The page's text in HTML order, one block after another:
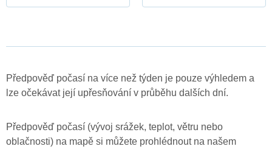
Předpověď počasí na více než týden je pouze výhledem a
lze očekávat její upřesňování v průběhu dalších dní.
Předpověď počasí (vývoj srážek, teplot, větru nebo
oblačnosti) na mapě si můžete prohlédnout na našem